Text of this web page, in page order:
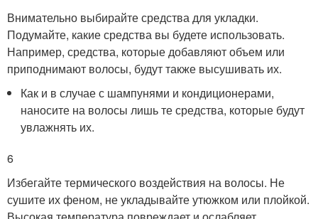
Внимательно выбирайте средства для укладки.
Подумайте, какие средства вы будете использовать.
Например, средства, которые добавляют объем или
приподнимают волосы, будут также высушивать их.
Как и в случае с шампунями и кондиционерами,
наносите на волосы лишь те средства, которые будут
увлажнять их.
6
Избегайте термического воздействия на волосы. Не
сушите их феном, не укладывайте утюжком или плойкой.